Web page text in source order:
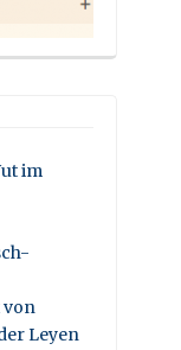
im
von
Leyen